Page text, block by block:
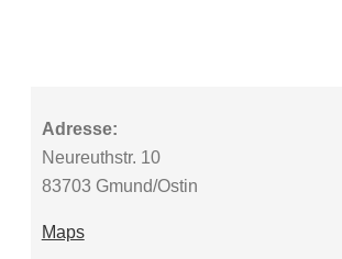
Adresse:
Neureuthstr. 10
83703 Gmund/Ostin
Maps